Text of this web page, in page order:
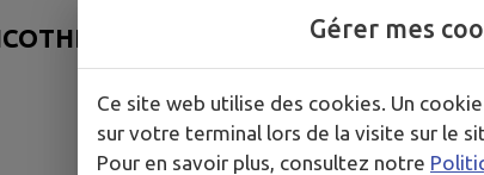
TOUS LES
Gérer mes
Ce site web utilise des cookies. Un
sur votre terminal lors de la visite sur le
Pour en savoir plus, consultez notre